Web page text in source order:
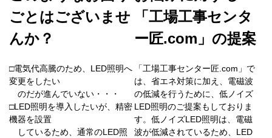
ごとはございませ
んか？
□電気代高騰のため、LED照明へ
変更をしたい
のだが進んでいない・・・
□LED照明を導入したいが、精密
機器を設置
しているため、通常のLED照
「工場工事センタ
ー匠.com」の提案
「工場工事センター匠.com」で
は、省エネ対策に加え、電磁波
の低減を行うために、低ノイズ
LED照明のご提案もしておりま
す。低ノイズLED照明は、電磁
波が低減されているため、LED